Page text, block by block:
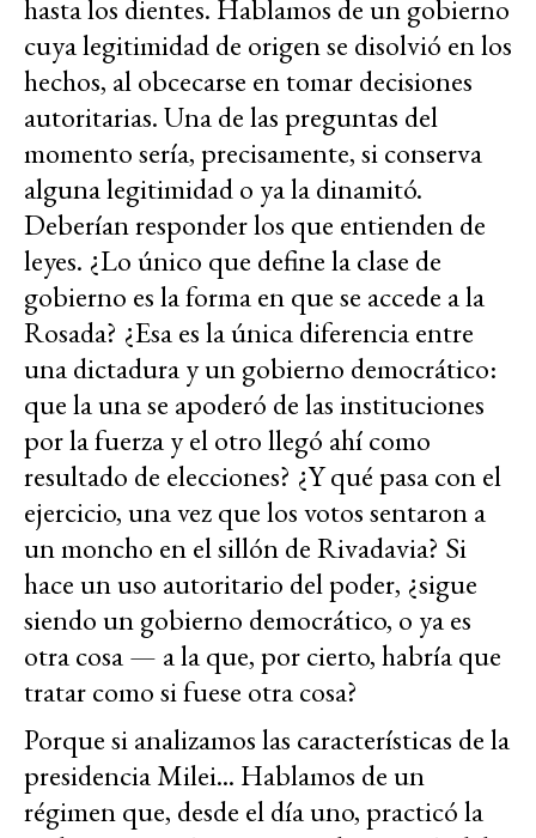
hasta los dientes. Hablamos de un gobierno
cuya legitimidad de origen se disolvió en los
hechos, al obcecarse en tomar decisiones
autoritarias. Una de las preguntas del
momento sería, precisamente, si conserva
alguna legitimidad o ya la dinamitó.
Deberían responder los que entienden de
leyes. ¿Lo único que define la clase de
gobierno es la forma en que se accede a la
Rosada? ¿Esa es la única diferencia entre
una dictadura y un gobierno democrático:
que la una se apoderó de las instituciones
por la fuerza y el otro llegó ahí como
resultado de elecciones? ¿Y qué pasa con el
ejercicio, una vez que los votos sentaron a
un moncho en el sillón de Rivadavia? Si
hace un uso autoritario del poder, ¿sigue
siendo un gobierno democrático, o ya es
otra cosa — a la que, por cierto, habría que
tratar como si fuese otra cosa?
Porque si analizamos las características de la
presidencia Milei... Hablamos de un
régimen que, desde el día uno, practicó la